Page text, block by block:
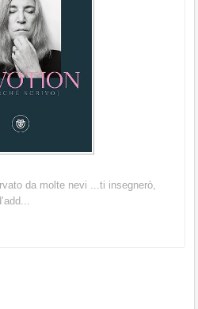
da molte nevi ...ti insegnerò,